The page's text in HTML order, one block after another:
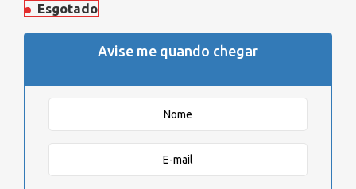
Esgotado
Avise me quando chegar